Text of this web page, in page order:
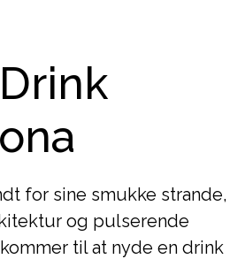
for sine smukke strande,
og pulserende
til at nyde en drink